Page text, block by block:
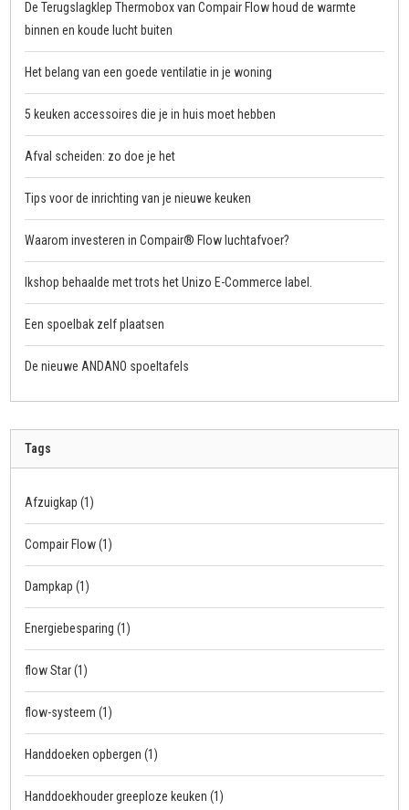
De Terugslagklep Thermobox van Compair Flow houd de warmte
binnen en koude lucht buiten
Het belang van een goede ventilatie in je woning
5 keuken accessoires die je in huis moet hebben
Afval scheiden: zo doe je het
Tips voor de inrichting van je nieuwe keuken
Waarom investeren in Compair® Flow luchtafvoer?
Ikshop behaalde met trots het Unizo E-Commerce label.
Een spoelbak zelf plaatsen
De nieuwe ANDANO spoeltafels
Tags
Afzuigkap(1)
Compair Flow(1)
Dampkap(1)
Energiebesparing(1)
flow Star(1)
flow-systeem(1)
Handdoeken opbergen(1)
Handdoekhouder greeploze keuken(1)